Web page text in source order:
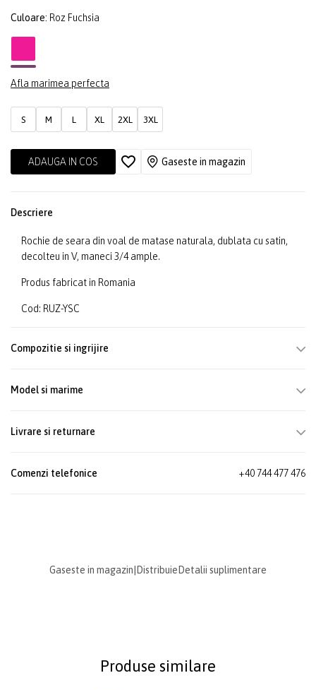
Culoare: Roz Fuchsia
Afla marimea perfecta
S M L XL 2XL 3XL
ADAUGA IN COS Gaseste in magazin
Descriere
Rochie de seara din voal de matase naturala, dublata cu satin,
decolteu in V, maneci 3/4 ample.
Produs fabricat in Romania
Cod: RUZ-YSC
Compozitie si ingrijire
Model si marime
Livrare si returnare
Comenzi telefonice +40 744 477 476
Gaseste in magazin Distribuie Detalii suplimentare
Produse similare